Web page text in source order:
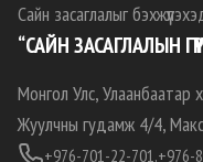
Сайн засаглалыг
“САЙН ЗАСАГЛАЛЫН
Монгол Улс, Улаанбаатар
Жуулчны гудамж 4/4,
+976-701-22-701,+976-